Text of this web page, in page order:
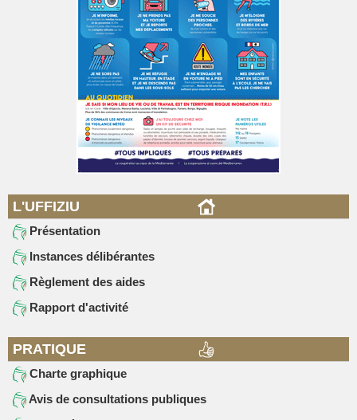
L'UFFIZIU
Présentation
Instances délibérantes
Règlement des aides
Rapport d'activité
PRATIQUE
Charte graphique
Avis de consultations publiques